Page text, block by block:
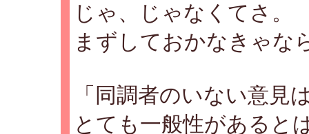
じゃ、じゃなくてさ。
まずしておかなきゃな
「同調者のいない意見
とても一般性があると